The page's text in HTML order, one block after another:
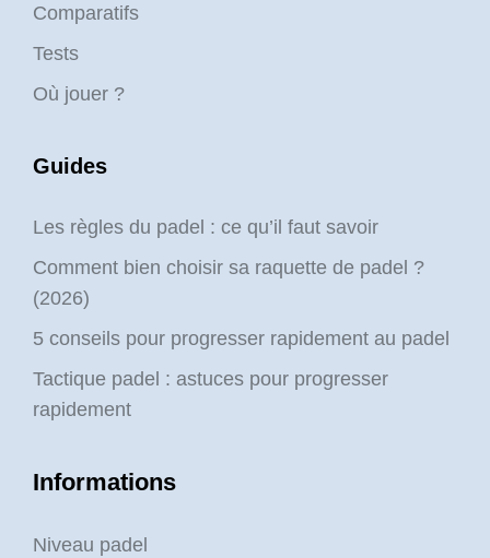
Comparatifs
Tests
Où jouer ?
Guides
Les règles du padel : ce qu’il faut savoir
Comment bien choisir sa raquette de padel ?
(2026)
5 conseils pour progresser rapidement au padel
Tactique padel : astuces pour progresser
rapidement
Informations
Niveau padel